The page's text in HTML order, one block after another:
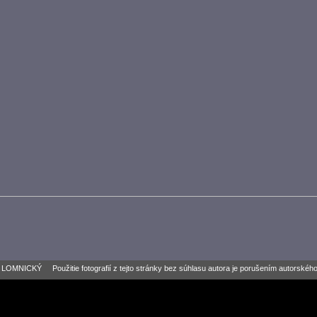
Použitie fotografií z tejto stránky bez súhlasu autora je porušením